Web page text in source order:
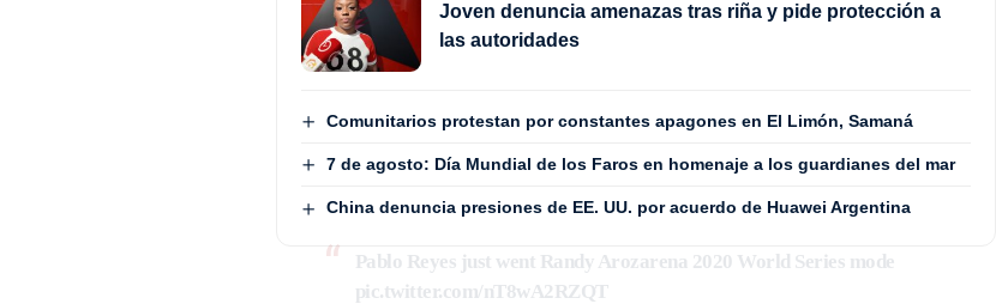
Joven denuncia amenazas tras riña y pide protección a
las autoridades
Comunitarios protestan por constantes apagones en El Limón, Samaná
7 de agosto: Día Mundial de los Faros en homenaje a los guardianes del mar
China denuncia presiones de EE. UU. por acuerdo de Huawei Argentina
Pablo Reyes just went Randy Arozarena 2020 World Series mode
pic.twitter.com/nT8wA2RZQT